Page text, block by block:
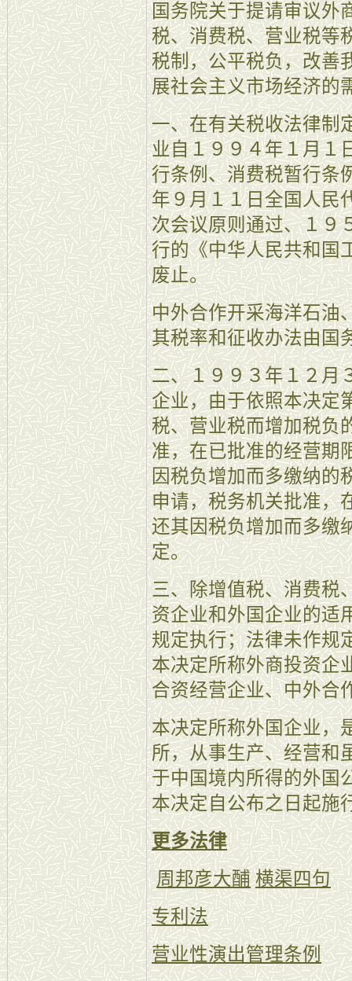
国务院关于提请审议外
税、消费税、营业税等
税制，公平税负，改善
展社会主义市场经济的
一、在有关税收法律制
业自１９９４年１月１
行条例、消费税暂行条
年９月１１日全国人民
次会议原则通过、１９
行的《中华人民共和国
废止。
中外合作开采海洋石油
其税率和征收办法由国
二、１９９３年１２月
企业，由于依照本决定
税、营业税而增加税负
准，在已批准的经营期
因税负增加而多缴纳的
申请，税务机关批准，
还其因税负增加而多缴
定。
三、除增值税、消费税
资企业和外国企业的适
规定执行；法律未作规
本决定所称外商投资企
合资经营企业、中外合
本决定所称外国企业，
所，从事生产、经营和
于中国境内所得的外国
本决定自公布之日起施
更多法律
周邦彦大酺 横渠四句
专利法
营业性演出管理条例